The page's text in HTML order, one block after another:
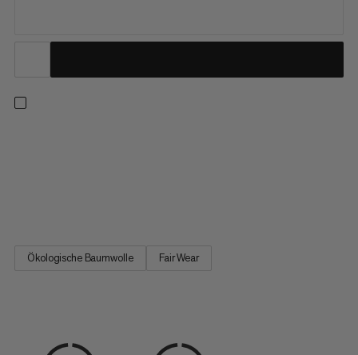
Ökologische Baumwolle Fair Wear